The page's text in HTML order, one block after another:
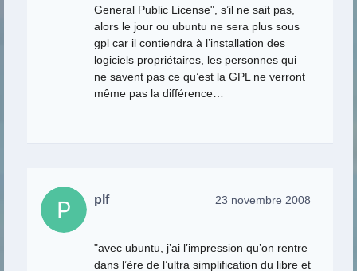
General Public License", s’il ne sait pas,
alors le jour ou ubuntu ne sera plus sous
gpl car il contiendra à l’installation des
logiciels propriétaires, les personnes qui
ne savent pas ce qu’est la GPL ne verront
même pas la différence…
plf 23 novembre 2008
"avec ubuntu, j’ai l’impression qu’on rentre
dans l’ère de l’ultra simplification du libre et